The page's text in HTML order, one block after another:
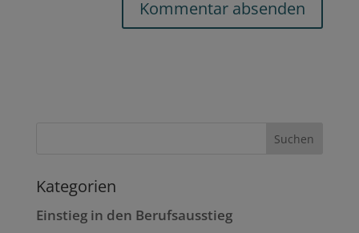
Kategorien
Einstieg in den Berufsausstieg